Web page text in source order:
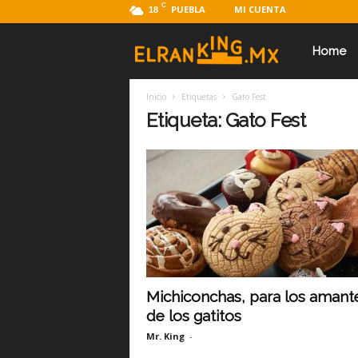
18 C PUEBLA MI CUENTA
R
a
n
Home
Inicio Etiquetas Gato Fest
Etiqueta: Gato Fest
Michiconchas, para los
de los gatitos
Mr. King -